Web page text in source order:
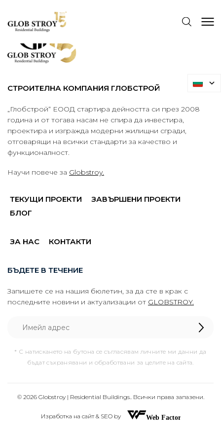
СТРОИТЕЛНА КОМПАНИЯ ГЛОБСТРОЙ
„Глобстрой“ ЕООД стартира дейността си през 2008
година и от тогава насам не спира да инвестира,
проектира и изгражда модерни жилищни сгради,
отговарящи на всички стандарти за качество и
функционалност.
Научи повече за Globstroy.
ТЕКУЩИ ПРОЕКТИ
ЗАВЪРШЕНИ ПРОЕКТИ
БЛОГ
ЗА НАС КОНТАКТИ
БЪДЕТЕ В ТЕЧЕНИЕ
Запишете се на нашия бюлетин, за да сте в крак с
последните новини и актуализации от GLOBSTROY.
* С натискането на бутона се съгласявам личните ми данни да
бъдат съхранявани и обработвани за целите на сайта.
© 2026 Globstroy | Residential Buildings.. Всички права запазени.
Изработка на сайт & SEO by